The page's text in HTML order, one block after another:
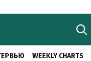
WEEKLY CHARTS